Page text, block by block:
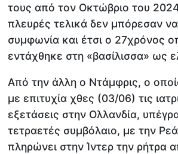
τους από τον Οκτώβριο του
πλευρές τελικά δεν μπόρεσαν
συμφωνία και έτσι ο 27χρόνος
εντάχθηκε στη «βασίλισσα» ως
Από την άλλη ο Ντάμφρις, ο
με επιτυχία χθες (03/06) τις
εξετάσεις στην Ολλανδία,
τετραετές συμβόλαιο, με την
πληρώνει στην Ίντερ την ρήτρα